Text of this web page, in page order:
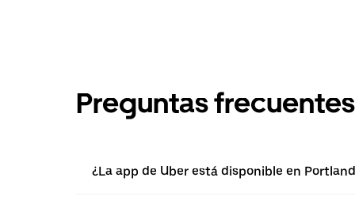
Preguntas frecuentes
¿La app de Uber está disponible en